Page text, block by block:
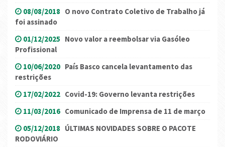
08/08/2018 O novo Contrato Coletivo de Trabalho já
foi assinado
01/12/2025 Novo valor a reembolsar via Gasóleo
Profissional
10/06/2020 País Basco cancela levantamento das
restrições
17/02/2022 Covid-19: Governo levanta restrições
11/03/2016 Comunicado de Imprensa de 11 de março
05/12/2018 ÚLTIMAS NOVIDADES SOBRE O PACOTE
RODOVIÁRIO